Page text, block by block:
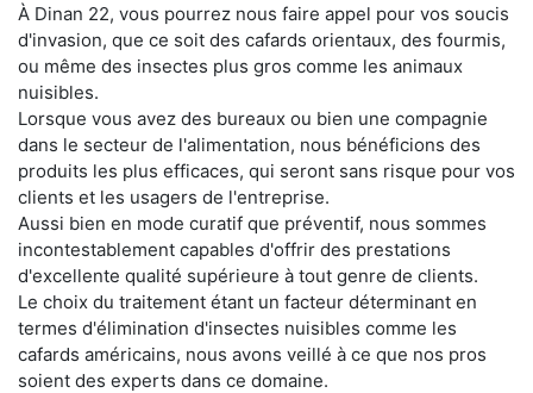
À Dinan 22, vous pourrez nous faire appel pour vos soucis
d'invasion, que ce soit des cafards orientaux, des fourmis,
ou même des insectes plus gros comme les animaux
nuisibles.
Lorsque vous avez des bureaux ou bien une compagnie
dans le secteur de l'alimentation, nous bénéficions des
produits les plus efficaces, qui seront sans risque pour vos
clients et les usagers de l'entreprise.
Aussi bien en mode curatif que préventif, nous sommes
incontestablement capables d'offrir des prestations
d'excellente qualité supérieure à tout genre de clients.
Le choix du traitement étant un facteur déterminant en
termes d'élimination d'insectes nuisibles comme les
cafards américains, nous avons veillé à ce que nos pros
soient des experts dans ce domaine.